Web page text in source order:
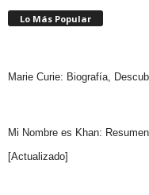
Lo Más Popular
Marie Curie: Biografía,
Mi Nombre es Khan:
[Actualizado]